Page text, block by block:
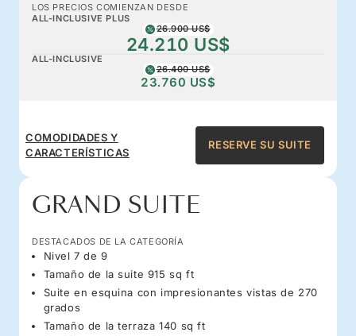
LOS PRECIOS COMIENZAN DESDE
ALL-INCLUSIVE PLUS
26.900 US$
24.210 US$
ALL-INCLUSIVE
26.400 US$
23.760 US$
COMODIDADES Y
CARACTERÍSTICAS
RESERVE SU SUITE
GRAND SUITE
DESTACADOS DE LA CATEGORÍA
Nivel 7 de 9
Tamaño de la suite 915 sq ft
Suite en esquina con impresionantes vistas de 270
grados
Tamaño de la terraza 140 sq ft